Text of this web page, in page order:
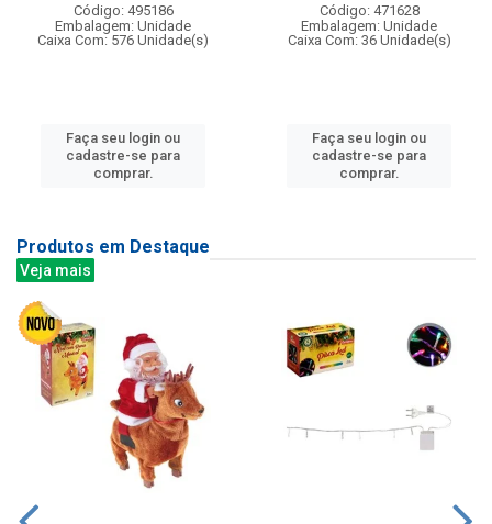
Código: 495186
Embalagem: Unidade
Caixa Com: 576 Unidade(s)
Faça seu login ou
cadastre-se para
comprar.
Código: 471628
Embalagem: Unidade
Caixa Com: 36 Unidade(s)
Faça seu login ou
cadastre-se para
comprar.
Produtos em Destaque
Veja mais